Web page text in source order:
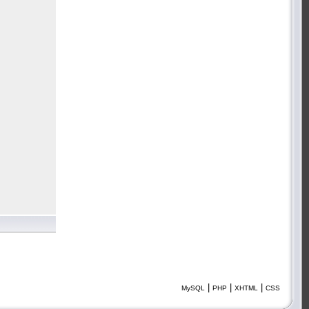
MySQL | PHP | XHTML | CSS